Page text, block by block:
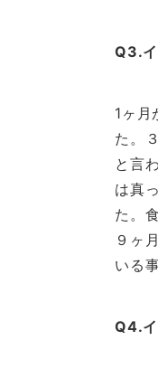
Q3.
1ヶ月
た。
と言
は真
た。
９ヶ
いる
Q4.